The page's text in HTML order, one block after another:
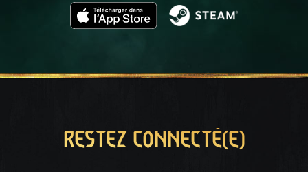
RESTEZ CONNECTÉ(E)